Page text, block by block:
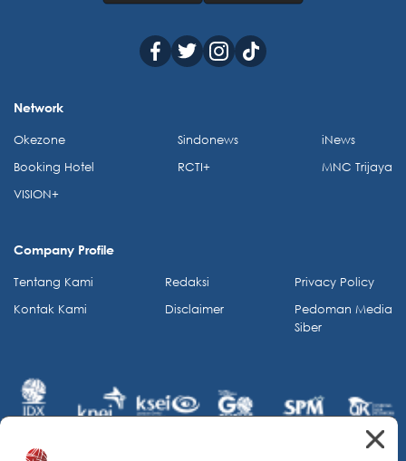
Network
Okezone
Booking Hotel
VISION+
Sindonews
RCTI+
iNews
MNC Trijaya
Company Profile
Tentang Kami
Kontak Kami
Redaksi
Disclaimer
Privacy Policy
Pedoman Media
Siber